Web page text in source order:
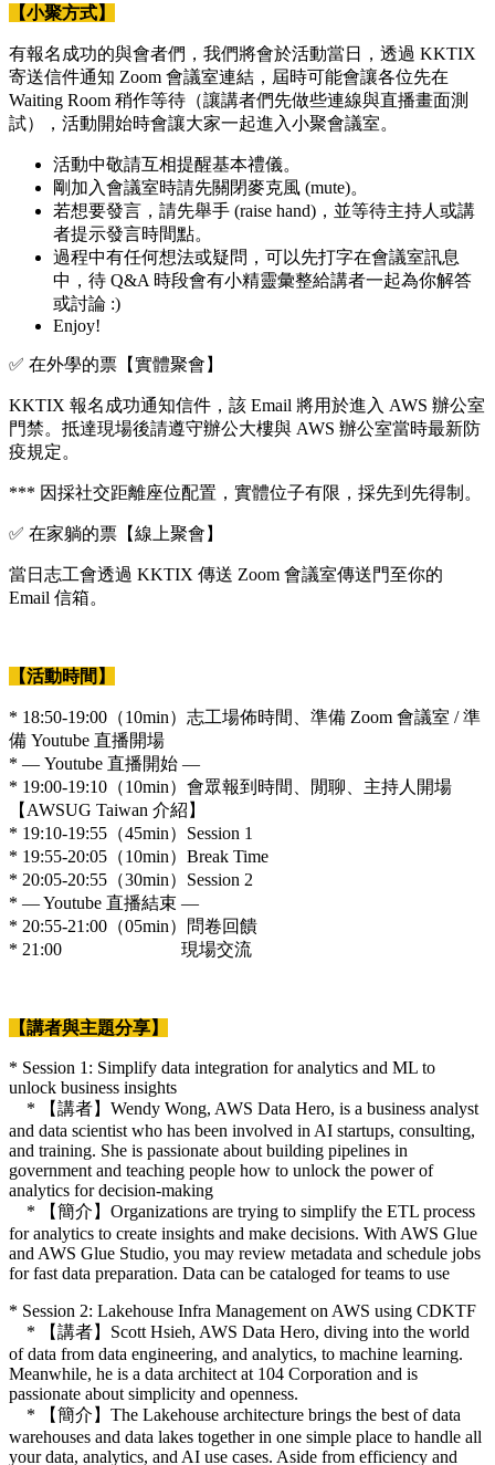
【小聚方式】
有報名成功的與會者們，我們將會於活動當日，透過 KKTIX
寄送信件通知 Zoom 會議室連結，屆時可能會讓各位先在
Waiting Room 稍作等待（讓講者們先做些連線與直播畫面測
試），活動開始時會讓大家一起進入小聚會議室。
活動中敬請互相提醒基本禮儀。
剛加入會議室時請先關閉麥克風 (mute)。
若想要發言，請先舉手 (raise hand)，並等待主持人或講
者提示發言時間點。
過程中有任何想法或疑問，可以先打字在會議室訊息
中，待 Q&A 時段會有小精靈彙整給講者一起為你解答
或討論 :)
Enjoy!
✅ 在外學的票【實體聚會】
KKTIX 報名成功通知信件，該 Email 將用於進入 AWS 辦公室
門禁。抵達現場後請遵守辦公大樓與 AWS 辦公室當時最新防
疫規定。
*** 因採社交距離座位配置，實體位子有限，採先到先得制。
✅ 在家躺的票【線上聚會】
當日志工會透過 KKTIX 傳送 Zoom 會議室傳送門至你的
Email 信箱。
【活動時間】
* 18:50-19:00（10min）志工場佈時間、準備 Zoom 會議室 / 準
備 Youtube 直播開場
* — Youtube 直播開始 —
* 19:00-19:10（10min）會眾報到時間、閒聊、主持人開場
【AWSUG Taiwan 介紹】
* 19:10-19:55（45min）Session 1
* 19:55-20:05（10min）Break Time
* 20:05-20:55（30min）Session 2
* — Youtube 直播結束 —
* 20:55-21:00（05min）問卷回饋
* 21:00 現場交流
【講者與主題分享】
* Session 1: Simplify data integration for analytics and ML to
unlock business insights
* 【講者】Wendy Wong, AWS Data Hero, is a business analyst
and data scientist who has been involved in AI startups, consulting,
and training. She is passionate about building pipelines in
government and teaching people how to unlock the power of
analytics for decision-making
* 【簡介】Organizations are trying to simplify the ETL process
for analytics to create insights and make decisions. With AWS Glue
and AWS Glue Studio, you may review metadata and schedule jobs
for fast data preparation. Data can be cataloged for teams to use
* Session 2: Lakehouse Infra Management on AWS using CDKTF
* 【講者】Scott Hsieh, AWS Data Hero, diving into the world
of data from data engineering, and analytics, to machine learning.
Meanwhile, he is a data architect at 104 Corporation and is
passionate about simplicity and openness.
* 【簡介】The Lakehouse architecture brings the best of data
warehouses and data lakes together in one simple place to handle all
your data, analytics, and AI use cases. Aside from efficiency and